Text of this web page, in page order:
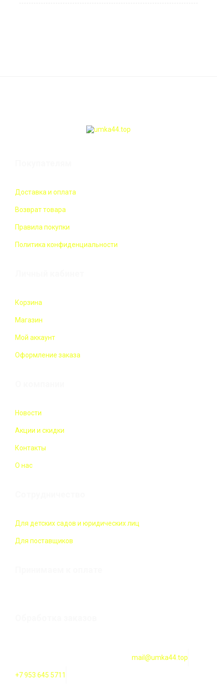
Доставка и оплата
Возврат товара
Правила покупки
Политика конфиденциальности
Корзина
Магазин
Мой аккаунт
Оформление заказа
Новости
Акции и скидки
Контакты
О нас
Для детских садов и юридических лиц
Для поставщиков
mail@umka44.top
+7 953 645 5711